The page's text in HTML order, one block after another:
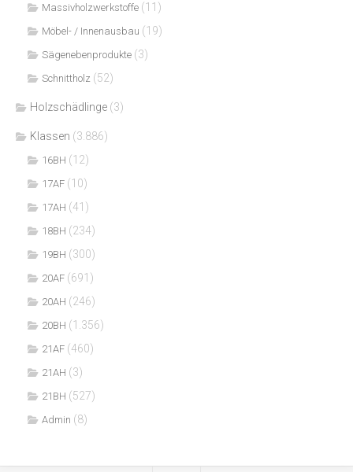
Massivholzwerkstoffe (11)
Möbel- / Innenausbau (19)
Sägenebenprodukte (3)
Schnittholz (52)
Holzschädlinge (3)
Klassen (3.886)
16BH (12)
17AF (10)
17AH (41)
18BH (234)
19BH (300)
20AF (691)
20AH (246)
20BH (1.356)
21AF (460)
21AH (3)
21BH (527)
Admin (8)